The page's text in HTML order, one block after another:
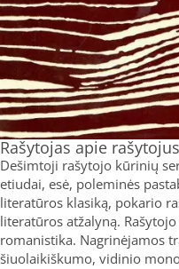
Rašytojas apie
Dešimtoji rašytojo kūrinių
etiudai, esė, poleminės
literatūros klasiką, pokario
literatūros atžalyną.
romanistika. Nagrinėjamos
šiuolaikiškumo, vidinio